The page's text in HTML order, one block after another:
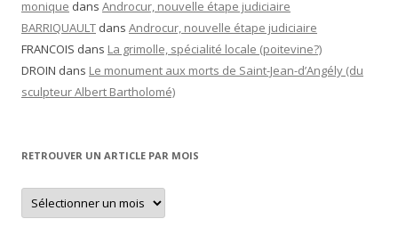
monique dans Androcur, nouvelle étape judiciaire
BARRIQUAULT dans Androcur, nouvelle étape judiciaire
FRANCOIS dans La grimolle, spécialité locale (poitevine?)
DROIN dans Le monument aux morts de Saint-Jean-d’Angély (du
sculpteur Albert Bartholomé)
RETROUVER UN ARTICLE PAR MOIS
Retrouver
un
article